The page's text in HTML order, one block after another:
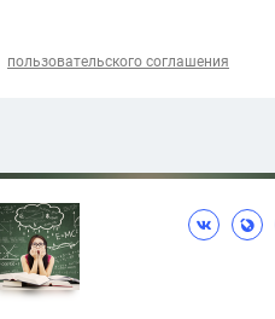
пользовательского соглашения